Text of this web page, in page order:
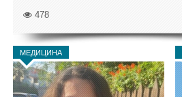
478
МЕДИЦИНА